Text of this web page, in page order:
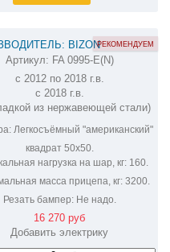
BIZON
НА MITSUBISHI OUTLANDER
FA 0995-E(N)
Артикул: FA 0995-E(N)
с 2012 по 2018 г.в.
с 2018 г.в.
из нержавеющей стали)
Легкосъёмный "американский"
квадрат 50х50.
нагрузка на шар, кг: 160.
масса прицепа, кг:3200.
Резать бампер:Не надо.
РЕКОМЕНДУЕМ
16 270 руб
Добавить электрику